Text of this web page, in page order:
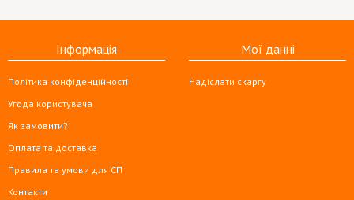
Інформація
Політика конфіденційності
Угода користувача
Як замовити?
Оплата та доставка
Правила та умови для СП
Контакти
Мої данні
Надіслати скаргу